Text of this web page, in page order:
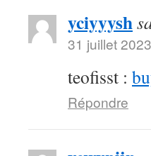
yciyyysh
31 juillet
teofisst :
Répondre